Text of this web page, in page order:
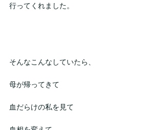
行ってくれました。
そんなこんなしていたら、
母が帰ってきて
血だらけの私を見て